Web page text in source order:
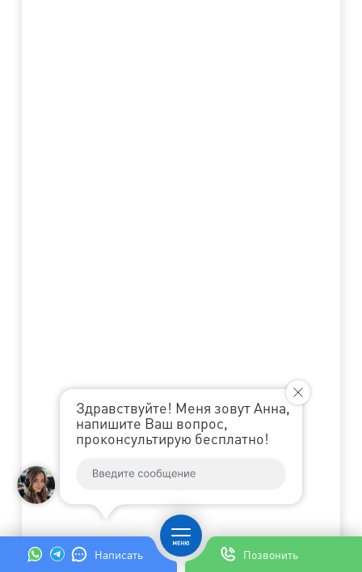
Написать Позвонить
Здравствуйте! Меня зовут Анна,
напишите Ваш вопрос,
проконсультирую бесплатно!